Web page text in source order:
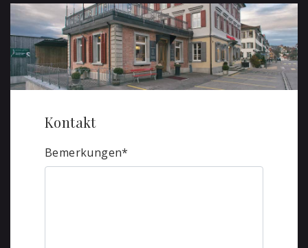
Kontakt
Bemerkungen*